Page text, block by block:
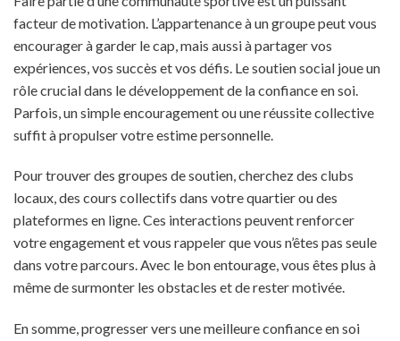
facteur de motivation. L’appartenance à un groupe peut vous
encourager à garder le cap, mais aussi à partager vos
expériences, vos succès et vos défis. Le soutien social joue un
rôle crucial dans le développement de la confiance en soi.
Parfois, un simple encouragement ou une réussite collective
suffit à propulser votre estime personnelle.
Pour trouver des groupes de soutien, cherchez des clubs
locaux, des cours collectifs dans votre quartier ou des
plateformes en ligne. Ces interactions peuvent renforcer
votre engagement et vous rappeler que vous n’êtes pas seule
dans votre parcours. Avec le bon entourage, vous êtes plus à
même de surmonter les obstacles et de rester motivée.
En somme, progresser vers une meilleure confiance en soi